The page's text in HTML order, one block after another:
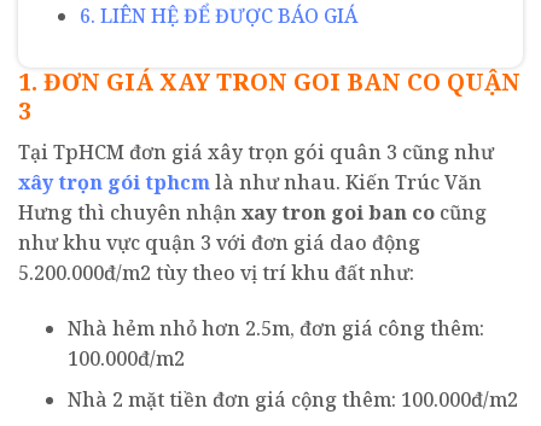
6. LIÊN HỆ ĐỂ ĐƯỢC BÁO GIÁ
1. ĐƠN GIÁ XAY TRON GOI BAN CO QUẬN
3
Tại TpHCM đơn giá xây trọn gói quân 3 cũng như
xây trọn gói tphcmlà như nhau. Kiến Trúc Văn
Hưng thì chuyên nhậnxay tron goi ban co cũng
như khu vực quận 3 với đơn giá dao động
5.200.000đ/m2 tùy theo vị trí khu đất như:
Nhà hẻm nhỏ hơn 2.5m, đơn giá công thêm:
100.000đ/m2
Nhà 2 mặt tiền đơn giá cộng thêm: 100.000đ/m2